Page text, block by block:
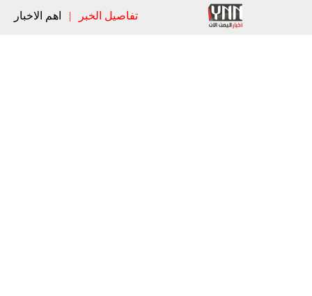
تفاصيل الخبر | اهم الاخبار